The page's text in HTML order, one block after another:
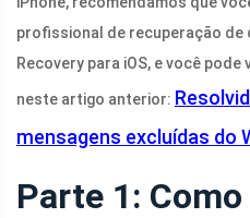
profissional de recuperação de
Recovery para iOS, e você
neste artigo anterior:
mensagens excluídas do
Parte 1: